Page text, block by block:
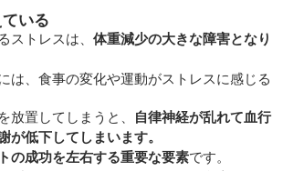
いる
ストレスは、 体重減少の大きな障害となり
は、食事の変化や運動がストレスに感じる
放置してしまうと、 自律神経が乱れて血行
が低下してしまいます。
の成功を左右する重要な要素です。